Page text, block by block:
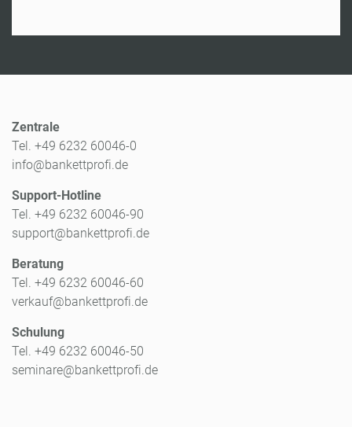
Zentrale
Tel. +49 6232 60046-0
info@bankettprofi.de
Support-Hotline
Tel. +49 6232 60046-90
support@bankettprofi.de
Beratung
Tel. +49 6232 60046-60
verkauf@bankettprofi.de
Schulung
Tel. +49 6232 60046-50
seminare@bankettprofi.de